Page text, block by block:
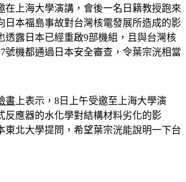
在上海大學演講，會後一名日籍教授跑來
日本福島事故對台灣核電發展所造成的影
透露日本已經重啟9部機組，且與台灣核
號機都通過日本安全審查，令葉宗洸相當
書 上表示，8日上午受邀至上海大學演
反應器的水化學對結構材料劣化的影
東北大學提問，希望葉宗洸能說明一下台